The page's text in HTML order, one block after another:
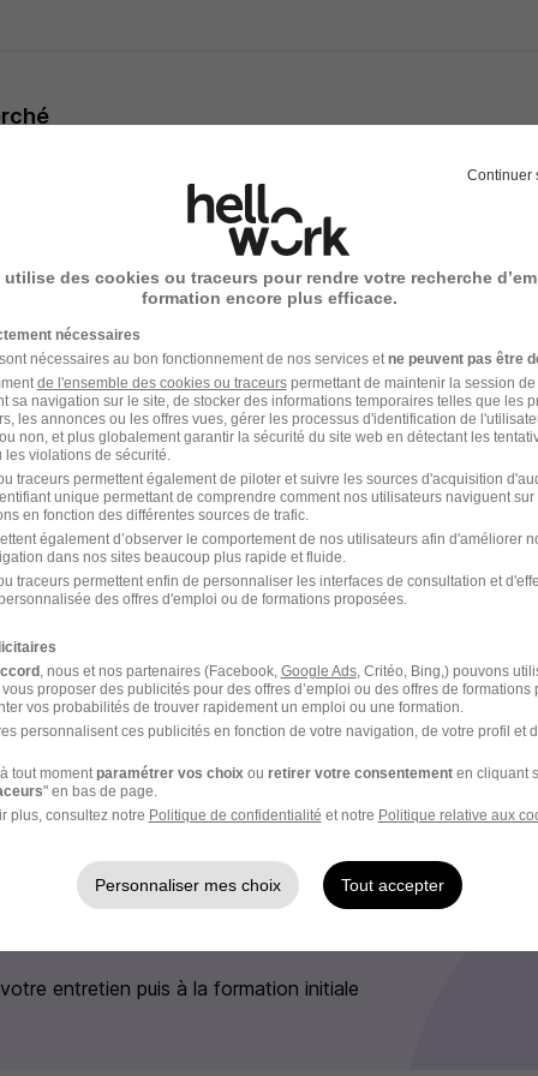
diplôme de niveau Bac minimum, ou étudiant dans le
d'une grande école (HEC, X, ENS, Centrale, ESSEC,
de l'Éducation Nationale ou Professionnel.
ton savoir, ta passion et tes connaissances à des
pédagogue et motivé(e)
gratuite
(jusqu'à 40€/h)
tu souhaites donner cours
de travail, car tu peux donner cours via visioconférence
choix (au domicile de l'élève, à ton domicile, dans un lieu
recrutement
peuvent varier selon l'offre à laquelle vous postulez.
qui vous correspond
entretien puis à la formation initiale
Continuer
utilise des cookies ou traceurs pour rendre votre recherche
formation encore plus efficace.
nécessaires
nécessaires au bon fonctionnement de nos services et ne peuvent pas être
de l'ensemble des cookies ou traceurspermettant de maintenir la session
sa navigation sur le site, de stocker des informations temporaires telles que les
les annonces ou les offres vues, gérer les processus d'identification de
non, et plus globalement garantir la sécurité du site web en détectant les
violations de sécurité.
traceurs permettent également de piloter et suivre les sources d'acquisition
unique permettant de comprendre comment nos utilisateurs naviguent sur
en fonction des différentes sources de trafic.
également d’observer le comportement de nos utilisateurs afin d'améliorer
dans nos sites beaucoup plus rapide et fluide.
traceurs permettent enfin de personnaliser les interfaces de consultation et
des offres d'emploi ou de formations proposées.
, nous et nos partenaires (Facebook, Google Ads, Critéo, Bing,) pouvons
proposer des publicités pour des offres d’emploi ou des offres de formations
vos probabilités de trouver rapidement un emploi ou une formation.
personnalisent ces publicités en fonction de votre navigation, de votre profil et
tout moment paramétrer vos choix ou retirer votre consentementen cliquant
" en bas de page.
plus, consultez notre Politique de confidentialité et notre Politique relative aux
Personnaliser mes choix Tout accepter